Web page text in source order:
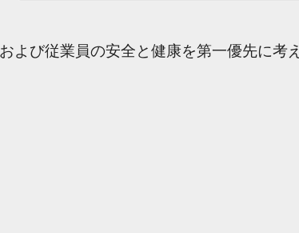
よび従業員の安全と健康を第一優先に考え